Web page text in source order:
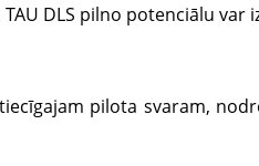
DLS pilno potenciālu
pilota svaram,